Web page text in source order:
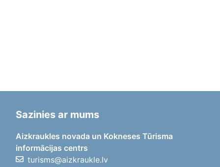
Sazinies ar mums
Aizkraukles novada un Kokneses Tūrisma
informācijas centrs
turisms@aizkraukle.lv